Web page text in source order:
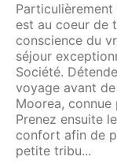
est au coeur de
conscience du
séjour
Société.
voyage avant
Moorea, connue
Prenez ensuite
confort afin de
petite tribu...